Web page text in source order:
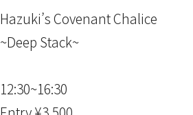
Hazuki’s Covenant Chalice
~Deep Stack~
12:30~16:30